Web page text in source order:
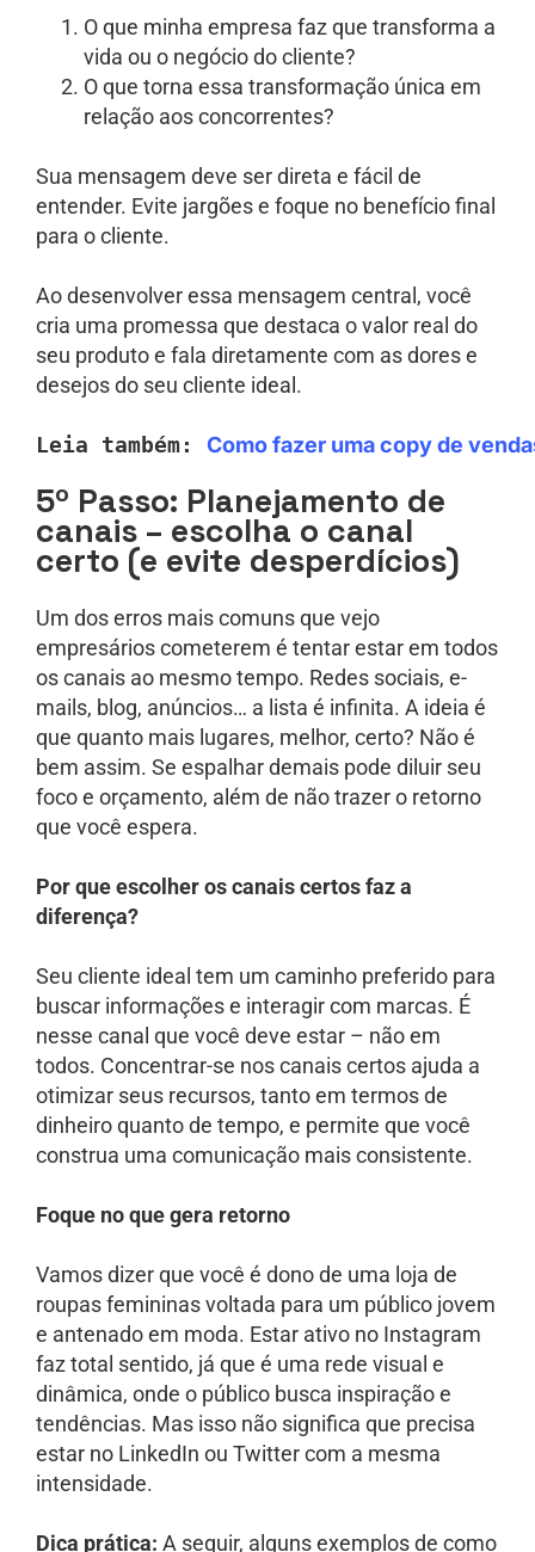
O que minha empresa faz que transforma a
vida ou o negócio do cliente?
O que torna essa transformação única em
relação aos concorrentes?
Sua mensagem deve ser direta e fácil de
entender. Evite jargões e foque no benefício final
para o cliente.
Ao desenvolver essa mensagem central, você
cria uma promessa que destaca o valor real do
seu produto e fala diretamente com as dores e
desejos do seu cliente ideal.
Leia também: Como fazer uma copy de
5º Passo: Planejamento de
canais – escolha o canal
certo (e evite desperdícios)
Um dos erros mais comuns que vejo
empresários cometerem é tentar estar em todos
os canais ao mesmo tempo. Redes sociais, e-
mails, blog, anúncios… a lista é infinita. A ideia é
que quanto mais lugares, melhor, certo? Não é
bem assim. Se espalhar demais pode diluir seu
foco e orçamento, além de não trazer o retorno
que você espera.
Por que escolher os canais certos faz a
diferença?
Seu cliente ideal tem um caminho preferido para
buscar informações e interagir com marcas. É
nesse canal que você deve estar – não em
todos. Concentrar-se nos canais certos ajuda a
otimizar seus recursos, tanto em termos de
dinheiro quanto de tempo, e permite que você
construa uma comunicação mais consistente.
Foque no que gera retorno
Vamos dizer que você é dono de uma loja de
roupas femininas voltada para um público jovem
e antenado em moda. Estar ativo no Instagram
faz total sentido, já que é uma rede visual e
dinâmica, onde o público busca inspiração e
tendências. Mas isso não significa que precisa
estar no LinkedIn ou Twitter com a mesma
intensidade.
Dica prática: A seguir, alguns exemplos de como